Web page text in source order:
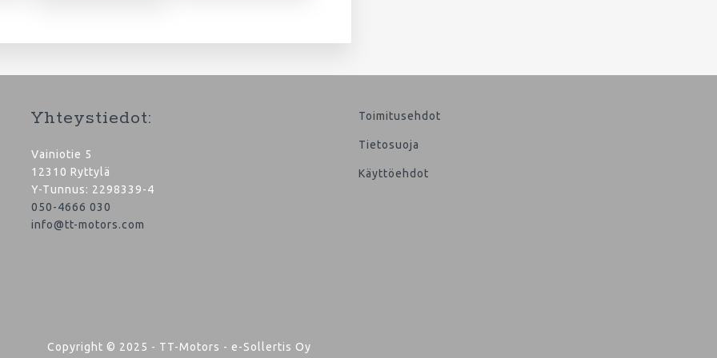
Yhteystiedot:
Vainiotie 5
12310 Ryttylä
Y-Tunnus: 2298339-4
050-4666 030
info@tt-motors.com
Toimitusehdot
Tietosuoja
Käyttöehdot
Copyright © 2025 - TT-Motors - e-Sollertis Oy